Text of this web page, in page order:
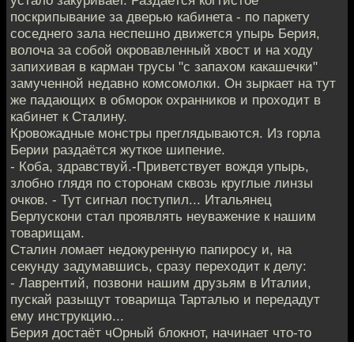
поскрипывание за дверью кабинета - по паркету
соседнего зала неспешно движется упырь Берия,
волоча за собой окровавленный хвост и на ходу
запихивая в карман трусы "с запахом какашечки"
замученной недавно комсомолки. Он зыркает на тут
же падающих в обморок охранников и проходит в
кабинет к Сталину.
Кровожадные монстры преглядываются. Из горла
Берии раздаётся жуткое шипение.
- Коба, здравствуй.-Приветствует вождя упырь,
злобно глядя по сторонам сквозь круглые линзы
очков. - Тут сигнал поступил... Итальянец
Берлускони стал проявлять неуважение к нашим
товарищам.
Сталин ломает недокуренную папиросу и, на
секунду задумавшись, сразу переходит к делу:
- Лаврентий, позвони нашим друзьям в Италии,
пускай разыщут товарища Тарталью и передадут
ему инструкцию...
Берия достаёт чОрный блокнот, начинает что-то